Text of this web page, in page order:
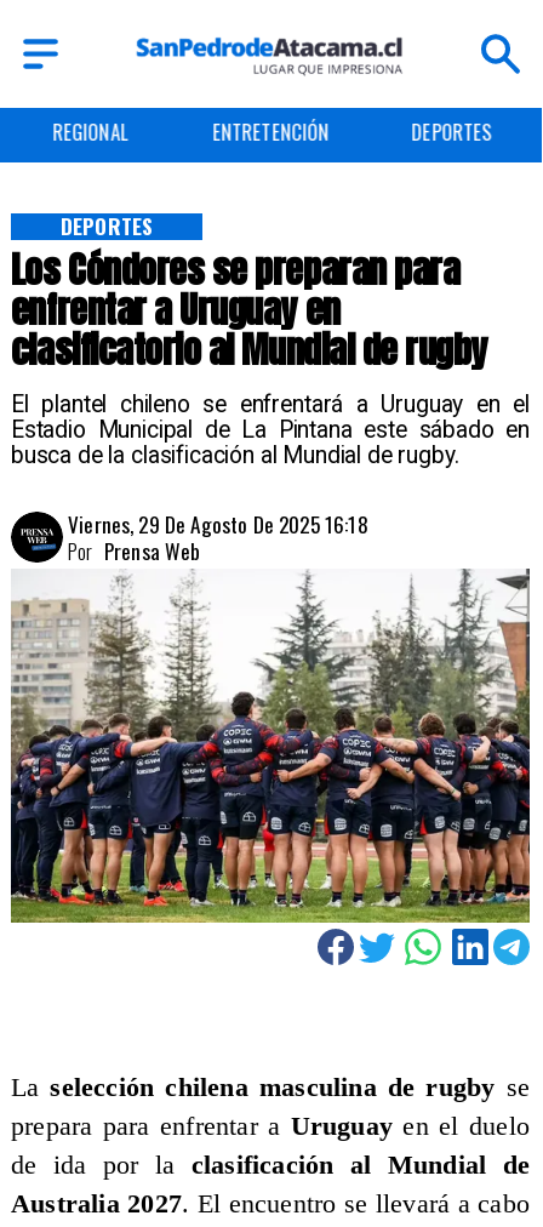
ENTRETENCIÓN DEPORTES CULTURA
Los Cóndores se preparan para
enfrentar a Uruguay en
clasificatorio al Mundial de rugby
El plantel chileno se enfrentará a Uruguay en el
Estadio Municipal de La Pintana este sábado en
busca de la clasificación al Mundial de rugby.
DEPORTES
Viernes, 29 De Agosto De 2025 16:18
Prensa Web
Por
Laselección chilena masculina de rugby se
prepara para enfrentar a Uruguay en el duelo
de ida por la clasificación al Mundial de
Australia 2027. El encuentro se llevará a cabo